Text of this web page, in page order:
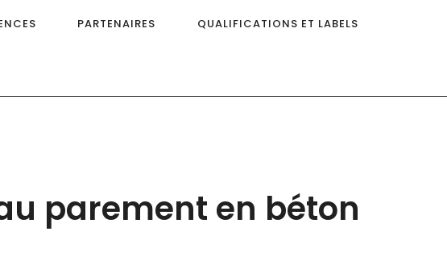
PARTENAIRES QUALIFICATIONS ET LABELS
parement en béton